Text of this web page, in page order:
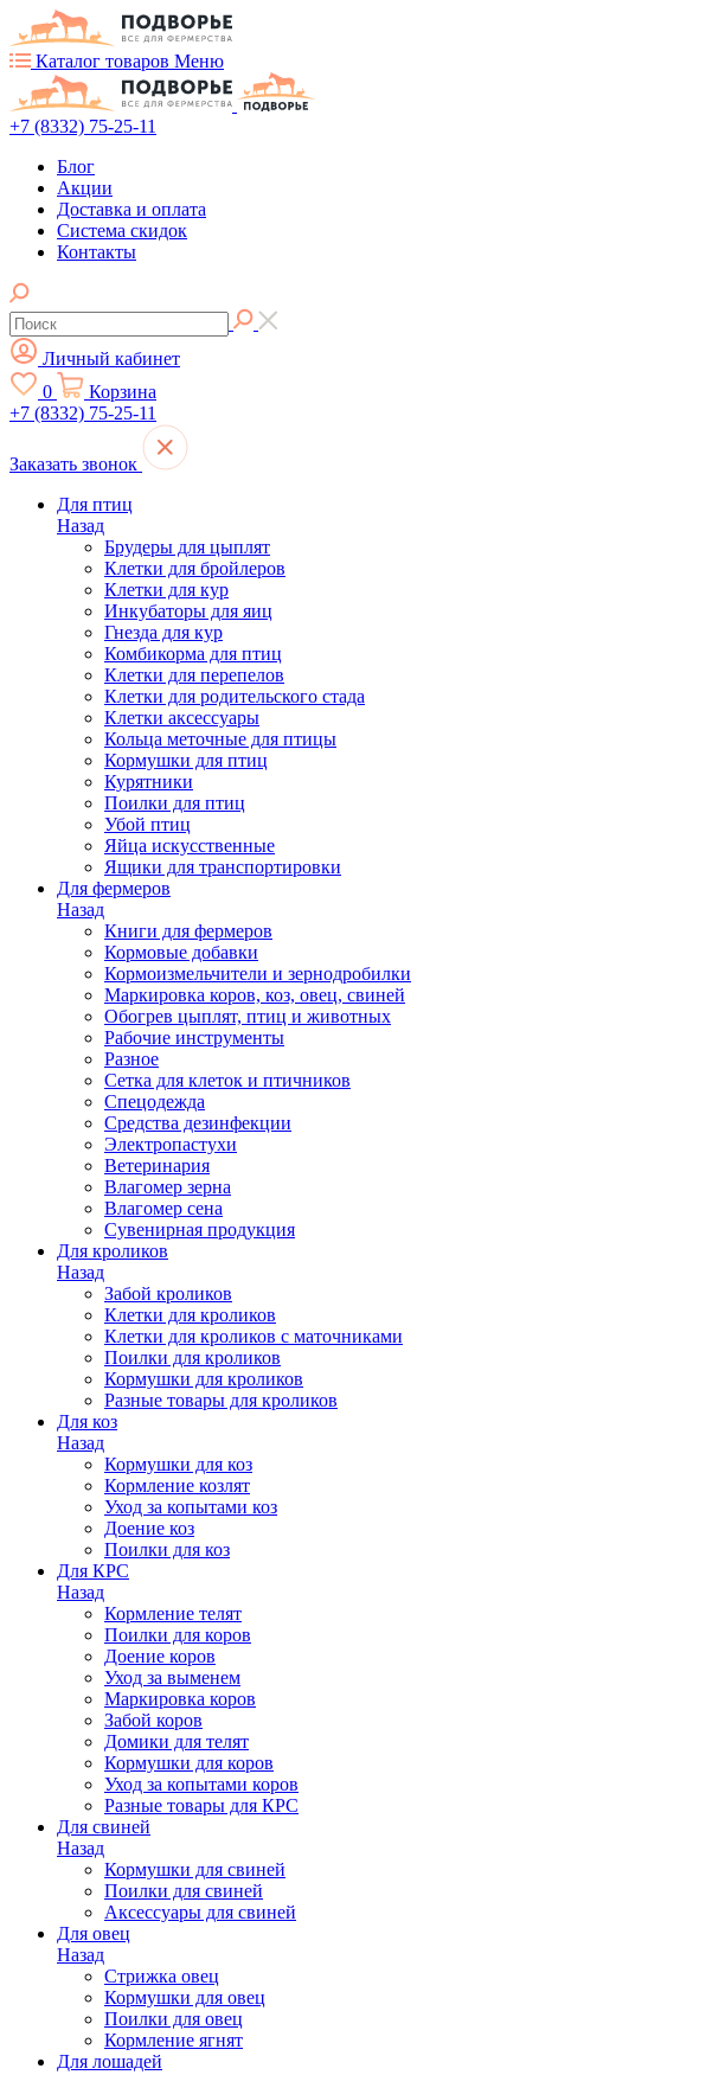
Каталог товаров Меню
+7 (8332) 75-25-11
Блог
Акции
Доставка и оплата
Система скидок
Контакты
Личный кабинет
0
Корзина
+7 (8332) 75-25-11
Заказать звонок
Для птиц
Назад
Брудеры для цыплят
Клетки для бройлеров
Клетки для кур
Инкубаторы для яиц
Гнезда для кур
Комбикорма для птиц
Клетки для перепелов
Клетки для родительского стада
Клетки аксессуары
Кольца меточные для птицы
Кормушки для птиц
Курятники
Поилки для птиц
Убой птиц
Яйца искусственные
Ящики для транспортировки
Для фермеров
Назад
Книги для фермеров
Кормовые добавки
Кормоизмельчители и зернодробилки
Маркировка коров, коз, овец, свиней
Обогрев цыплят, птиц и животных
Рабочие инструменты
Разное
Сетка для клеток и птичников
Спецодежда
Средства дезинфекции
Электропастухи
Ветеринария
Влагомер зерна
Влагомер сена
Сувенирная продукция
Для кроликов
Назад
Забой кроликов
Клетки для кроликов
Клетки для кроликов с маточниками
Поилки для кроликов
Кормушки для кроликов
Разные товары для кроликов
Для коз
Назад
Кормушки для коз
Кормление козлят
Уход за копытами коз
Доение коз
Поилки для коз
Для КРС
Назад
Кормление телят
Поилки для коров
Доение коров
Уход за выменем
Маркировка коров
Забой коров
Домики для телят
Кормушки для коров
Уход за копытами коров
Разные товары для КРС
Для свиней
Назад
Кормушки для свиней
Поилки для свиней
Аксессуары для свиней
Для овец
Назад
Стрижка овец
Кормушки для овец
Поилки для овец
Кормление ягнят
Для лошадей